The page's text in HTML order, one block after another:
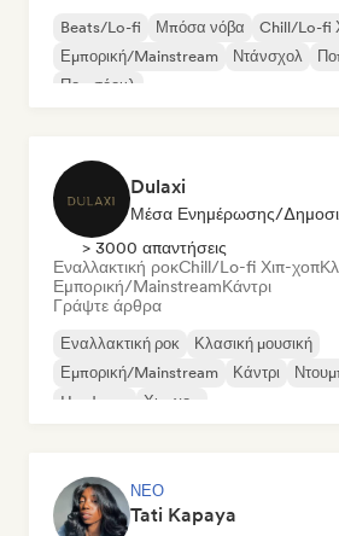
Beats/Lo-fi Μπόσα νόβα
Chill/Lo-fi
Εμπορική/Mainstream
Ντάνσχολ
Ποπ σόουλ
Dulaxi
Μέσα Ενημέρωσης/
> 3000 απαντήσεις
Εναλλακτική ροκChill/Lo-fi Χιπ-χοπ
Εμπορική/MainstreamΚάντρι
Γράψτε άρθρα
Εναλλακτική ροκ
Κλασική μουσική
Εμπορική/Mainstream
Κάντρι
Hardcore
Χιπ-χοπ
ΝΈΟ
Tati Kapaya